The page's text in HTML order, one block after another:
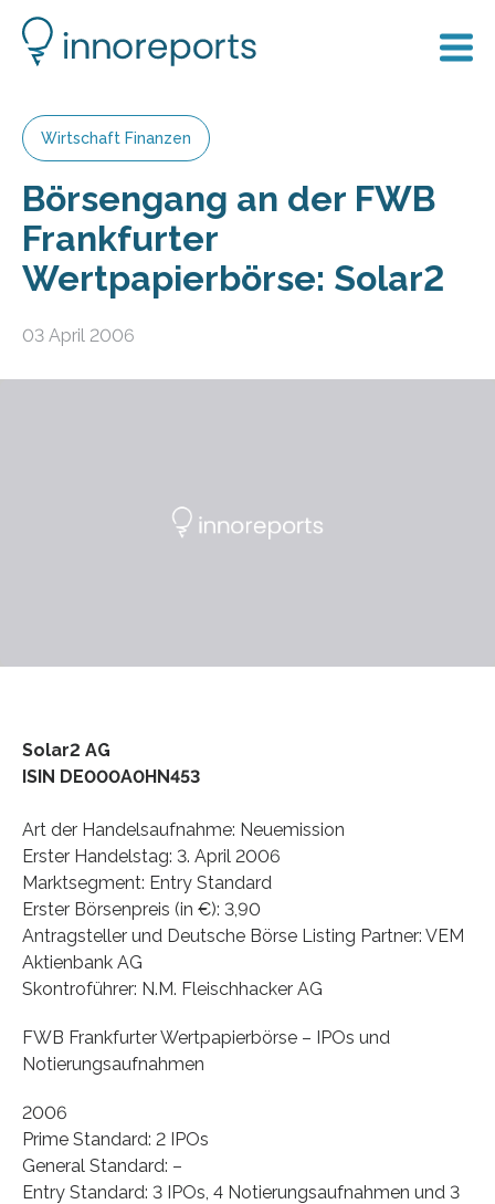
Wirtschaft Finanzen
Börsengang an der FWB
Frankfurter
Wertpapierbörse: Solar2
03 April 2006
Solar2 AG
ISIN DE000A0HN453
Art der Handelsaufnahme: Neuemission
Erster Handelstag: 3. April 2006
Marktsegment: Entry Standard
Erster Börsenpreis (in €): 3,90
Antragsteller und Deutsche Börse Listing Partner: VEM
Aktienbank AG
Skontroführer: N.M. Fleischhacker AG
FWB Frankfurter Wertpapierbörse – IPOs und
Notierungsaufnahmen
2006
Prime Standard: 2 IPOs
General Standard: –
Entry Standard: 3 IPOs, 4 Notierungsaufnahmen und 3